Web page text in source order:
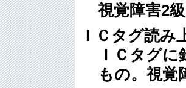
視覚障害2
ＩＣタグ読み
ＩＣタグ
もの。視覚